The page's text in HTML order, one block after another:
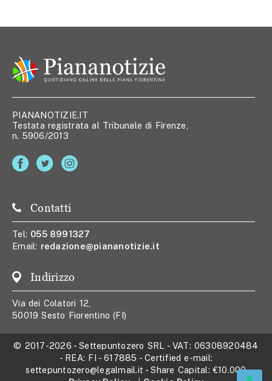
PIANANOTIZIE.IT
Testata registrata al Tribunale di Firenze,
n. 5906/2013
Contatti
Tel: 055 8991327
Email: redazione@piananotizie.it
Indirizzo
Via dei Colatori 12,
50019 Sesto Fiorentino (FI)
© 2017-2026 -Settepuntozero SRL - VAT: 06308920484
- REA: FI - 617885 - Certified e-mail:
settepuntozero@legalmail.it - Share Capital:€10.000